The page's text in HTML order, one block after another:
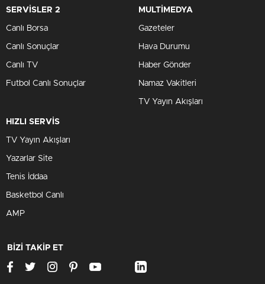
SERVİSLER 2
Canlı Borsa
Canlı Sonuçlar
Canlı TV
Futbol Canlı Sonuçlar
MULTİMEDYA
Gazeteler
Hava Durumu
Haber Gönder
Namaz Vakitleri
TV Yayın Akışları
HIZLI SERVİS
TV Yayın Akışları
Yazarlar Site
Tenis İddaa
Basketbol Canlı
AMP
BİZİ TAKİP ET